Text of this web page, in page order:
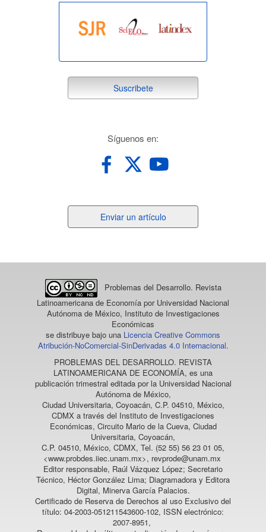
suscribete
Suscribete
Síguenos en:
un
Enviar un artículo
Problemas del Desarrollo. Revista
Latinoamericana de Economía por Universidad Nacional
Autónoma de México, Instituto de Investigaciones
Económicas
se distribuye bajo una Licencia Creative Commons
Atribución-NoComercial-SinDerivadas 4.0 Internacional.
PROBLEMAS DEL DESARROLLO. REVISTA
LATINOAMERICANA DE ECONOMÍA, es una
publicación trimestral editada por la Universidad Nacional
Autónoma de México,
Ciudad Universitaria, Coyoacán, C.P. 04510, México,
CDMX a través del Instituto de Investigaciones
Económicas, Circuito Mario de la Cueva, Ciudad
Universitaria, Coyoacán,
C.P. 04510, México, CDMX, Tel. (52 55) 56 23 01 05,
<www.probdes.iiec.unam.mx>, revprode@unam.mx
Editor responsable, Raúl Vázquez López; Secretario
Técnico, Héctor González Lima; Diagramadora y Editora
Digital, Minerva García Palacios.
Certificado de Reserva de Derechos al uso Exclusivo del
título: 04-2003-051211543600-102, ISSN electrónico:
2007-8951,